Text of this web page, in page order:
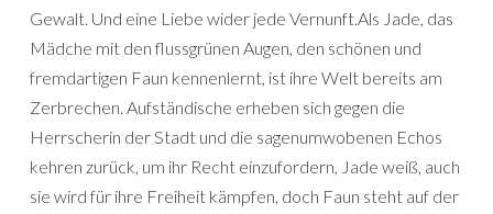
Gewalt. Und eine Liebe wider jede Vernunft.Als Jade, das
Mädche mit den flussgrünen Augen, den schönen und
fremdartigen Faun kennenlernt, ist ihre Welt bereits am
Zerbrechen. Aufständische erheben sich gegen die
Herrscherin der Stadt und die sagenumwobenen Echos
kehren zurück, um ihr Recht einzufordern, Jade weiß, auch
sie wird für ihre Freiheit kämpfen, doch Faun steht auf der